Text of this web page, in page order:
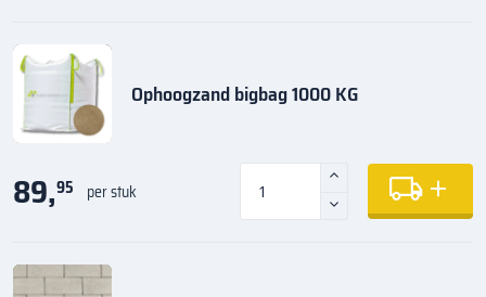
Ophoogzand bigbag 1000 KG
89,95 per stuk